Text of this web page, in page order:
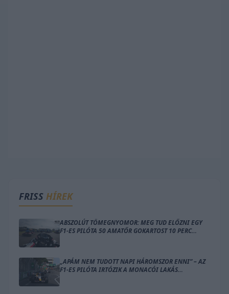
FRISS HÍREK
ABSZOLÚT TÖMEGNYOMOR: MEG TUD ELŐZNI EGY
F1-ES PILÓTA 50 AMATŐR GOKARTOST 10 PERC
„APÁM NEM TUDOTT NAPI HÁROMSZOR ENNI” – AZ
F1-ES PILÓTA IRTÓZIK A MONACÓI LAKÁS